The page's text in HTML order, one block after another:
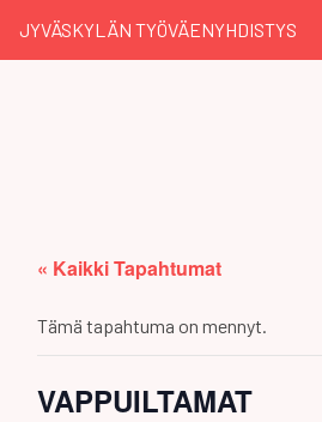
JYVÄSKYLÄN TYÖVÄENYHDISTYS
« Kaikki Tapahtumat
Tämä tapahtuma on mennyt.
VAPPUILTAMAT